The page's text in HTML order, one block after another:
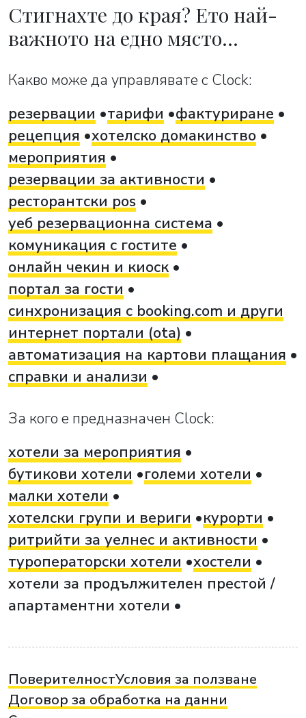
Стигнахте до края? Ето най-
важното на едно място…
Какво може да управлявате с Clock:
резервации
тарифи
фактуриране
рецепция хотелско домакинство
мероприятия
резервации за активности
ресторантски pos
уеб резервационна система
комуникация с гостите
онлайн чекин и киоск
портал за гости
синхронизация с booking.com и други
интернет портали (ota)
автоматизация на картови плащания
справки и анализи
За кого е предназначен Clock:
хотели за мероприятия
бутикови хотели
големи хотели
малки хотели
хотелски групи и вериги
курорти
ритрийти за уелнес и активности
туроператорски хотели
хостели
хотели за продължителен престой /
апартаментни хотели
ПоверителностУсловия за ползване
Договор за обработка на данни